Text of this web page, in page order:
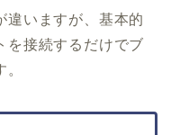
違いますが、基本的
を接続するだけでブ